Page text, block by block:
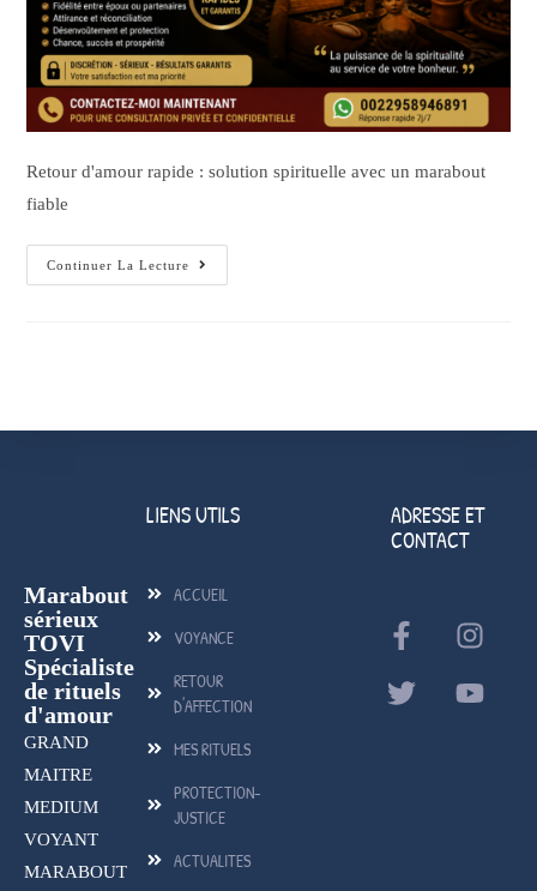
Retour d'amour rapide : solution spirituelle avec un marabout
fiable
Continuer La Lecture
Marabout
sérieux
TOVI
Spécialiste
de rituels
d'amour
GRAND
MAITRE
MEDIUM
VOYANT
MARABOUT
LIENS UTILS
ACCUEIL
VOYANCE
RETOUR
D'AFFECTION
MES RITUELS
PROTECTION-
JUSTICE
ACTUALITES
ADRESSE ET
CONTACT